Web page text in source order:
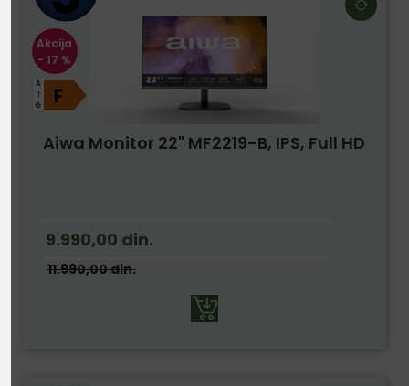
Akcija
- 17 %
A
G F
Aiwa Monitor 22" MF2219-B, IPS, Full HD
9.990,00 din.
11.990,00din.